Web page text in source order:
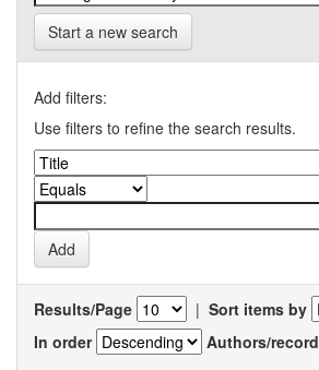
Start a new search
Add filters:
Use filters to refine the search results.
Results/Page | Sort items by
In order
Authors/record